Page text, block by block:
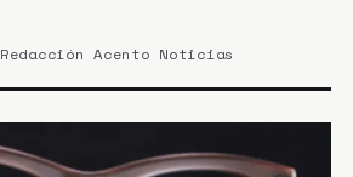
Redacción Acento Noticias